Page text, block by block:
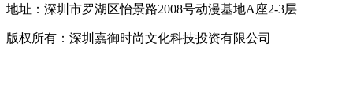
地址：深圳市罗湖区怡景路2008号动漫基地A座2-3层
版权所有：深圳嘉御时尚文化科技投资有限公司